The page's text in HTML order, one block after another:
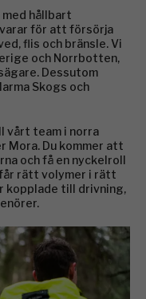
hållbart
för att försörja
flis och bränsle. Vi
och Norrbotten,
Dessutom
Skogs och
vårt team i norra
Mora. Du kommer att
och få en nyckelroll
rätt volymer i rätt
kopplade till drivning,